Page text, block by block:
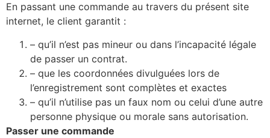
En passant une commande au travers du présent site
internet, le client garantit :
– qu’il n’est pas mineur ou dans l’incapacité légale
de passer un contrat.
– que les coordonnées divulguées lors de
l’enregistrement sont complètes et exactes
– qu’il n’utilise pas un faux nom ou celui d’une autre
personne physique ou morale sans autorisation.
Passer une commande